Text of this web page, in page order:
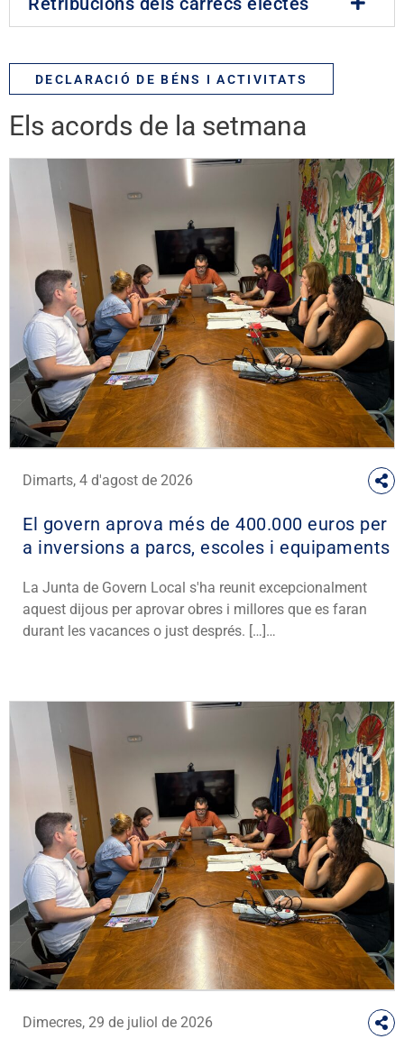
DECLARACIÓ DE BÉNS I ACTIVITATS
Els acords de la setmana
Dimarts, 4 d'agost de 2026
El govern aprova més de 400.000 euros per
a inversions a parcs, escoles i equipaments
La Junta de Govern Local s'ha reunit excepcionalment
aquest dijous per aprovar obres i millores que es faran
durant les vacances o just després. […]…
Dimecres, 29 de juliol de 2026